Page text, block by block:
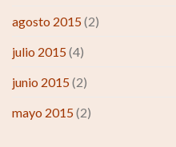
agosto 2015(2)
julio 2015(4)
junio 2015(2)
mayo 2015(2)